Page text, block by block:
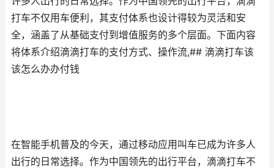
打车不仅用车便利，其支付体系也设计得较为灵活和安
全，涵盖了从基础支付到增值服务的多个层面。下面内容
将体系介绍滴滴打车的支付方式、操作流,## 滴滴打车该
该怎么办办付钱
在智能手机普及的今天，通过移动应用叫车已成为许多人
出行的日常选择。作为中国领先的出行平台，滴滴打车不